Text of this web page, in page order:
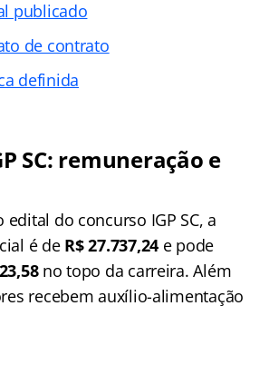
publicado
de contrato
definida
SC: remuneração e
do concurso IGP SC, a
é de R$ 27.737,24 e pode
no topo da carreira. Além
recebem auxílio-alimentação